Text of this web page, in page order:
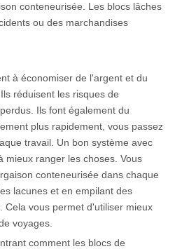
conteneurisée. Les blocs lâches
ou des marchandises
à économiser de l'argent et du
réduisent les risques de
Ils font également du
plus rapidement, vous passez
travail. Un bon système avec
mieux ranger les choses. Vous
conteneurisée dans chaque
lacunes et en empilant des
Cela vous permet d'utiliser mieux
voyages.
comment les blocs de